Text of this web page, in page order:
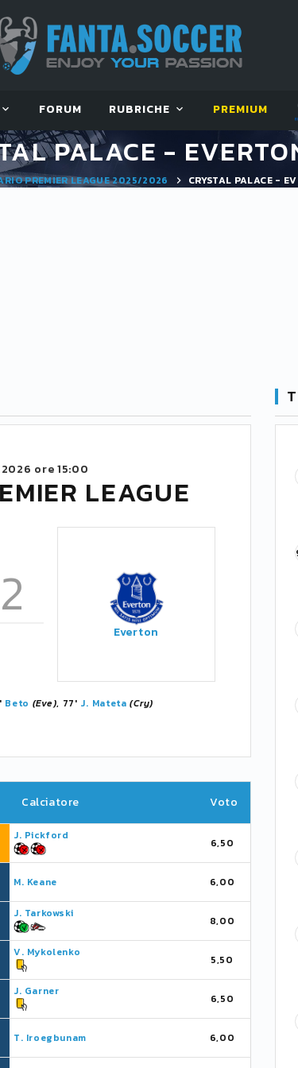
FORUM RUBRICHE PREMIUM
PALACE -
PREMIER LEAGUE 2025/2026 CRYSTAL PALACE -
ore 15:00
LEAGUE
2
Everton
Beto (Eve), 77' J. Mateta (Cry)
Calciatore Voto
J. Pickford
6,50
M. Keane 6,00
J. Tarkowski
8,00
V. Mykolenko
5,50
J. Garner
6,50
T. Iroegbunam 6,00